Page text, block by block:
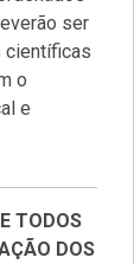
ser
científicas
o
e
TODOS
DOS